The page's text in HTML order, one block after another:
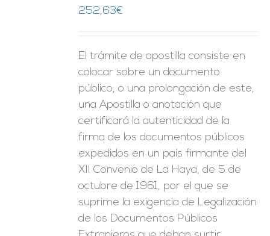
252,63€
El trámite de apostilla consiste en
colocar sobre un documento
público, o una prolongación de este,
una Apostilla o anotación que
certificará la autenticidad de la
firma de los documentos públicos
expedidos en un país firmante del
XII Convenio de La Haya, de 5 de
octubre de 1961, por el que se
suprime la exigencia de Legalización
de los Documentos Públicos